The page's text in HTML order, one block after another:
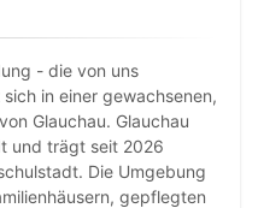
- die von uns
in einer gewachsenen,
Glauchau. Glauchau
und trägt seit 2026
Die Umgebung
gepflegten